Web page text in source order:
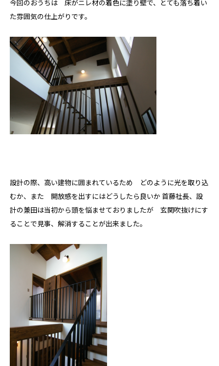
今回のおうちは 床がニレ材の着色に塗り壁で、とても落ち着い
た雰囲気の仕上がりです。
設計の際、高い建物に囲まれているため どのように光を取り込
むか、また 開放感を出すにはどうしたら良いか 首藤社長、設
計の兼田は当初から頭を悩ませておりましたが 玄関吹抜けにす
ることで見事、解消することが出来ました。